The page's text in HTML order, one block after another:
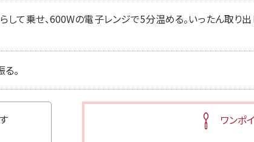
て乗せ、600Wの電子レンジで5分温める。いったん取り
。
ワンポ